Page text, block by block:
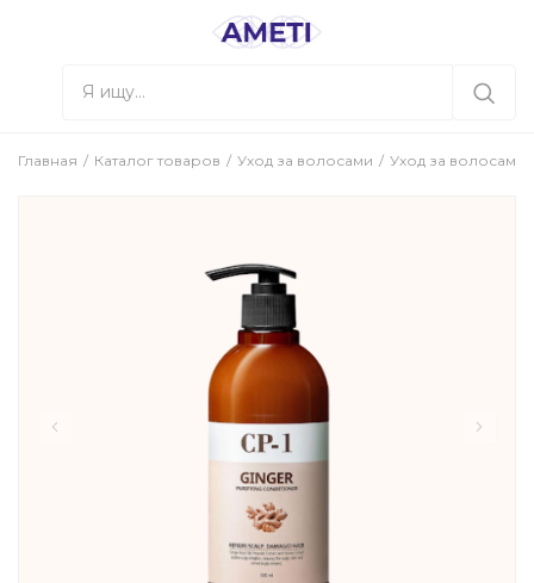
Главная Каталог товаров Уход за волосами Уход за волосами